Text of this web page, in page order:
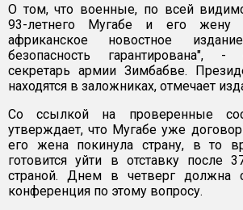
О том, что военные, по всей
93-летнего Мугабе и его жену
африканское новостное
безопасность гарантирована",
секретарь армии Зимбабве.
находятся в заложниках, отмечает
Со ссылкой на проверенные
утверждает, что Мугабе уже
его жена покинула страну, в то
готовится уйти в отставку после
страной. Днем в четверг должна
конференция по этому вопросу.